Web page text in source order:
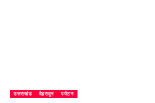
उत्तराखंड देहरादून पर्यटन